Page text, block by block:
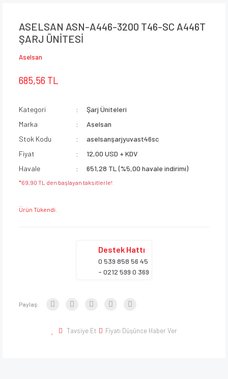
ASELSAN ASN-A446-3200 T46-SC A446T
ŞARJ ÜNİTESİ
Aselsan
685,56 TL
Kategori
Şarj Üniteleri
Marka
Aselsan
Stok Kodu
aselsanşarjyuvast46sc
Fiyat
12,00 USD + KDV
Havale
651,28 TL (%5,00 havale indirimi)
*69,90 TL den başlayan taksitlerle!
Ürün Tükendi.
Destek Hattı
0 539 858 56 45
- 0212 599 0 369
Paylaş:
Tavsiye Et Fiyatı Düşünce Haber Ver